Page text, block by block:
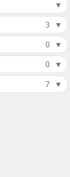
▼
3 ▼
0 ▼
0 ▼
7 ▼